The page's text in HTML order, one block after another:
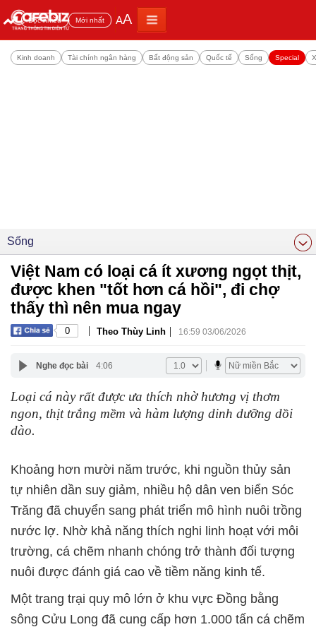
Đọc nhiều Mới nhất AA
Kinh doanh Tài chính ngân hàng Bất động sản Quốc tế Sống Special
Sống
Việt Nam có loại cá ít xương ngọt thịt,
được khen "tốt hơn cá hồi", đi chợ
thấy thì nên mua ngay
0 | Theo Thùy Linh | 16:59 03/06/2026
Nghe đọc bài 4:06
Loại cá này rất được ưa thích nhờ hương vị thơm
ngon, thịt trắng mềm và hàm lượng dinh dưỡng dồi
dào.
Khoảng hơn mười năm trước, khi nguồn thủy sản
tự nhiên dần suy giảm, nhiều hộ dân ven biển Sóc
Trăng đã chuyển sang phát triển mô hình nuôi trồng
nước lợ. Nhờ khả năng thích nghi linh hoạt với môi
trường, cá chẽm nhanh chóng trở thành đối tượng
nuôi được đánh giá cao về tiềm năng kinh tế.
Một trang trại quy mô lớn ở khu vực Đồng bằng
sông Cửu Long đã cung cấp hơn 1.000 tấn cá chẽm